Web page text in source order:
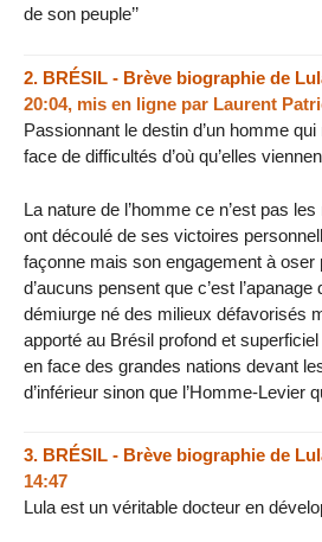
de son peuple’’
2. BRÉSIL - Brève biographie de
20:04, mis en ligne par Laurent
Passionnant le destin d’un homme
face de difficultés d’où qu’elles
La nature de l’homme ce n’est pas
ont découlé de ses victoires
façonne mais son engagement à oser
d’aucuns pensent que c’est
démiurge né des milieux défavorisés
apporté au Brésil profond et superficiel
en face des grandes nations devant
d’inférieur sinon que l’Homme-Levier
3. BRÉSIL - Brève biographie de
14:47
Lula est un véritable docteur en